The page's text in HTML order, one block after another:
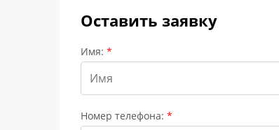
Оставить заявку
Имя: *
Номер телефона: *